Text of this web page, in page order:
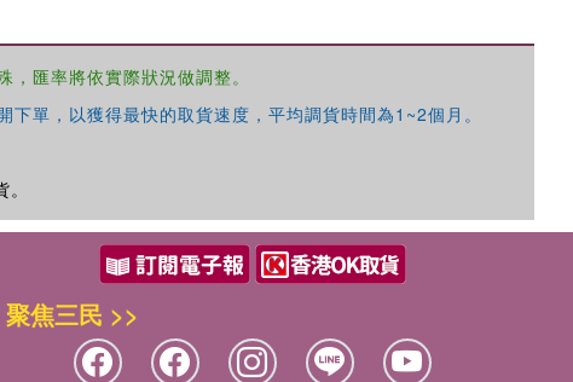
匯率將依實際狀況做調整。
單，以獲得最快的取貨速度，平均調貨時間為1~2個月。
聚焦三民 >>